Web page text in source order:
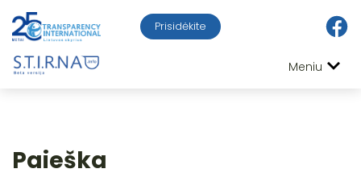
Prisidėkite
Meniu
Paieška